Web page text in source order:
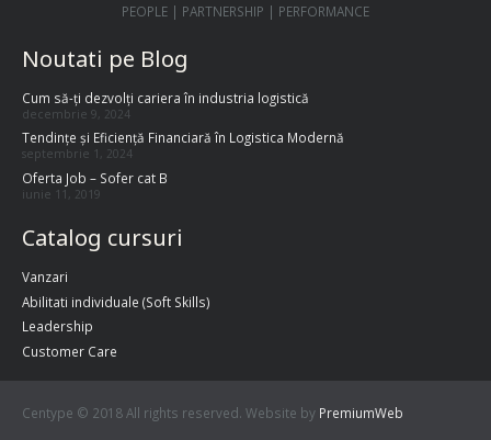
PEOPLE | PARTNERSHIP | PERFORMANCE
Noutati pe Blog
Cum să-ți dezvolți cariera în industria logistică
decembrie 9, 2024
Tendințe și Eficiență Financiară în Logistica Modernă
septembrie 1, 2024
Oferta Job – Sofer cat B
iunie 11, 2019
Catalog cursuri
Vanzari
Abilitati individuale (Soft Skills)
Leadership
Customer Care
Centype © 2018 All rights reserved. Website by PremiumWeb